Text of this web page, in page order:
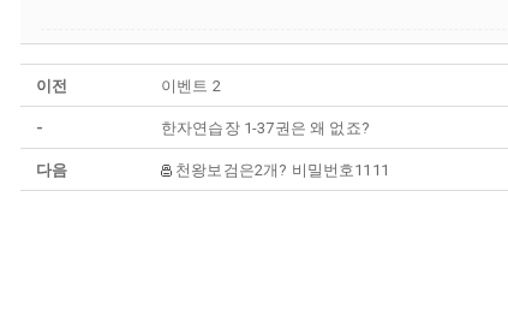
이전 이벤트 2
- 한자연습장 1-37권은 왜 없죠?
다음 천왕보검은2개? 비밀번호1111